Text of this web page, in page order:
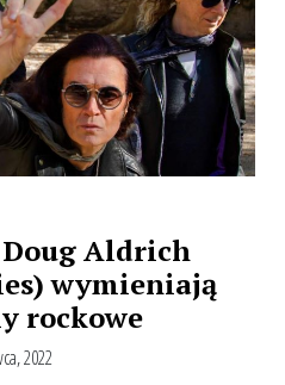
Aldrich
wymieniają
rockowe
2022